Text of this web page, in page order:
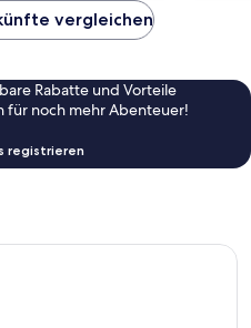
vergleichen
Rabatte und Vorteile
für noch mehr Abenteuer!
registrieren